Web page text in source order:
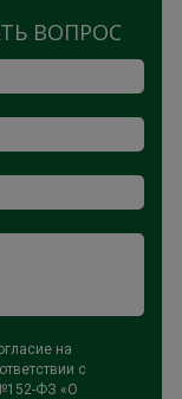
ВОПРОС
на
с
ФЗ «О